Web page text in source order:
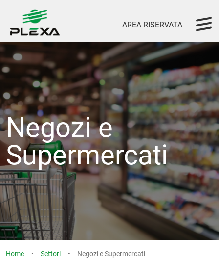
AREA RISERVATA
Negozi e
Supermercati
Home Settori Negozi e Supermercati